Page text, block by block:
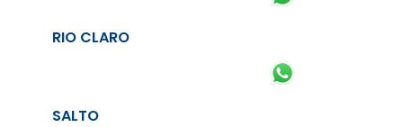
RIO CLARO
SALTO